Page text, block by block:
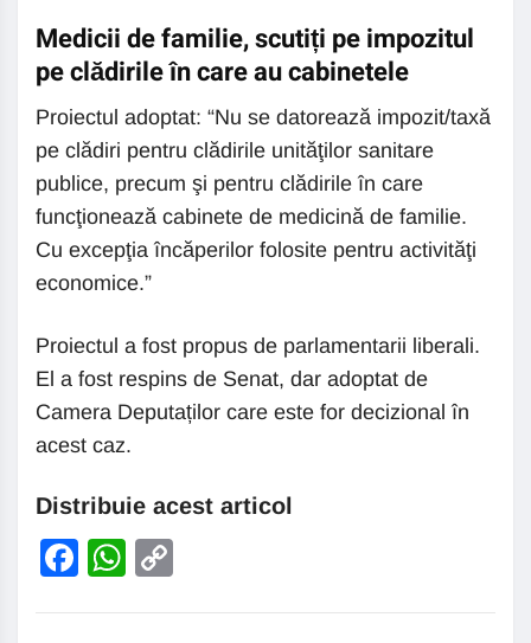
Medicii de familie, scutiți pe impozitul
pe clădirile în care au cabinetele
Proiectul adoptat: “Nu se datorează impozit/taxă
pe clădiri pentru clădirile unităţilor sanitare
publice, precum şi pentru clădirile în care
funcţionează cabinete de medicină de familie.
Cu excepţia încăperilor folosite pentru activităţi
economice.”
Proiectul a fost propus de parlamentarii liberali.
El a fost respins de Senat, dar adoptat de
Camera Deputaților care este for decizional în
acest caz.
Distribuie acest articol
Facebook
WhatsApp